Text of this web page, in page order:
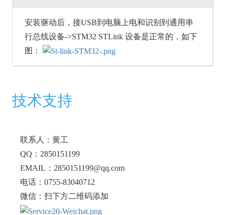
安装驱动后，接USB到电脑上电和识别到通用串
行总线设备->STM32 STLink 设备是正常的，如下
图：
技术支持
联系人：黄工
QQ：2850151199
EMAIL：2850151199@qq.com
电话：0755-83040712
微信：扫下方二维码添加